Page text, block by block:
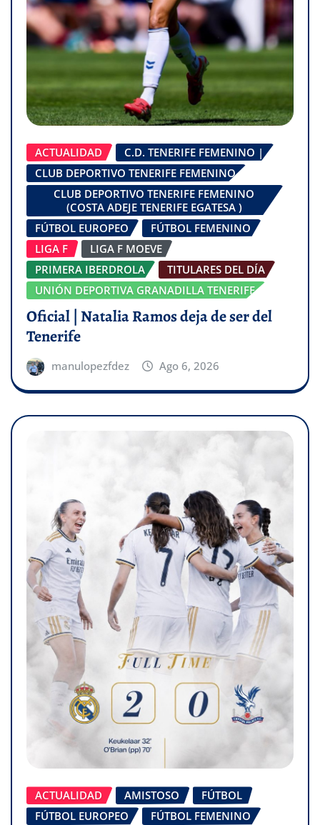
ACTUALIDAD
C.D. TENERIFE FEMENINO |
CLUB DEPORTIVO TENERIFE FEMENINO
CLUB DEPORTIVO TENERIFE FEMENINO
(COSTA ADEJE TENERIFE EGATESA )
FÚTBOL EUROPEO
FÚTBOL FEMENINO
LIGA F
LIGA F MOEVE
PRIMERA IBERDROLA
TITULARES DEL DÍA
UNIÓN DEPORTIVA GRANADILLA TENERIFE
Oficial | Natalia Ramos deja de ser del
Tenerife
manulopezfdez Ago 6, 2026
ACTUALIDAD AMISTOSO
FÚTBOL
FÚTBOL EUROPEO
FÚTBOL FEMENINO